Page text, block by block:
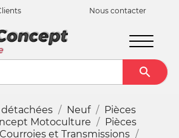
Nous contacter

détachées Neuf
Pièces
Motoculture
Pièces
Courroies et Transmissions